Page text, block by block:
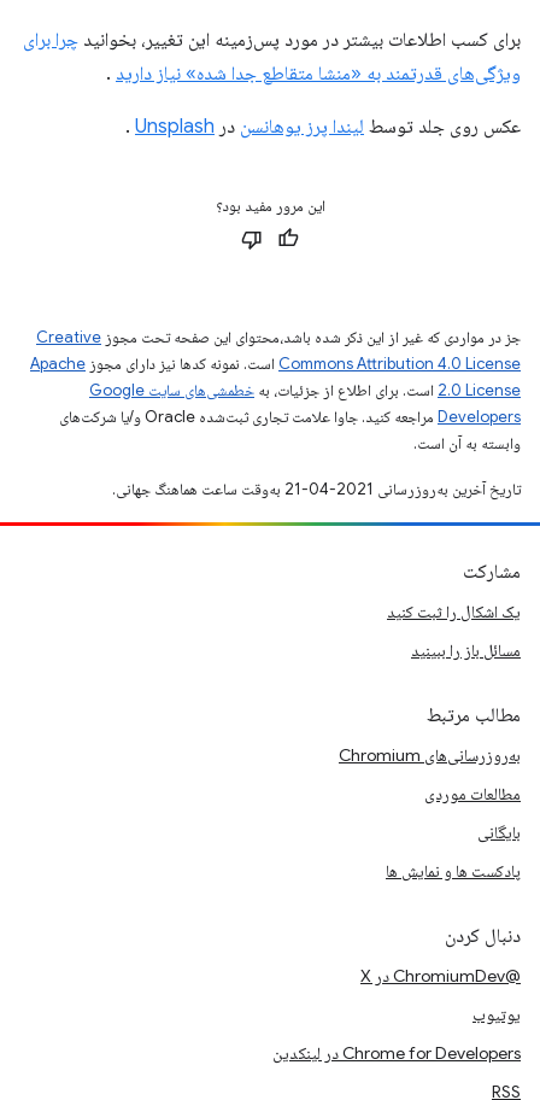
برای کسب اطلاعات بیشتر در مورد پس‌زمینه این تغییر، بخوانید چرا برای
ویژگی‌های قدرتمند به «منشا متقاطع جدا شده» نیاز دارید .
عکس روی جلد توسط لیندا پرز یوهانسن در Unsplash
.
این مرور مفید بود؟
جز در مواردی که غیر از این ذکر شده باشد،‌محتوای این صفحه تحت مجوز Creative
Commons Attribution 4.0 License است. نمونه کدها نیز دارای مجوز Apache
2.0 License است. برای اطلاع از جزئیات، به
خطمشی‌های سایت Google
Developers‏
مراجعه کنید. جاوا علامت تجاری ثبت‌شده Oracle و/یا شرکت‌های
وابسته به آن است.
تاریخ آخرین به‌روزرسانی 2021-04-21 به‌وقت ساعت هماهنگ جهانی.
مشارکت
یک اشکال را ثبت کنید
مسائل باز را ببینید
مطالب مرتبط
به‌روزرسانی‌های Chromium
مطالعات موردی
بایگانی
پادکست ها و نمایش ها
دنبال کردن
@ChromiumDev در X
یوتیوب
Chrome for Developers در لینکدین
RSS